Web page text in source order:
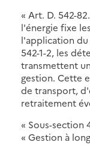
« Art. D. 542-
l'énergie fixe
l'application
542-1-2, les
transmettent
gestion. Cette
de transport,
retraitement
« Sous-section
« Gestion à